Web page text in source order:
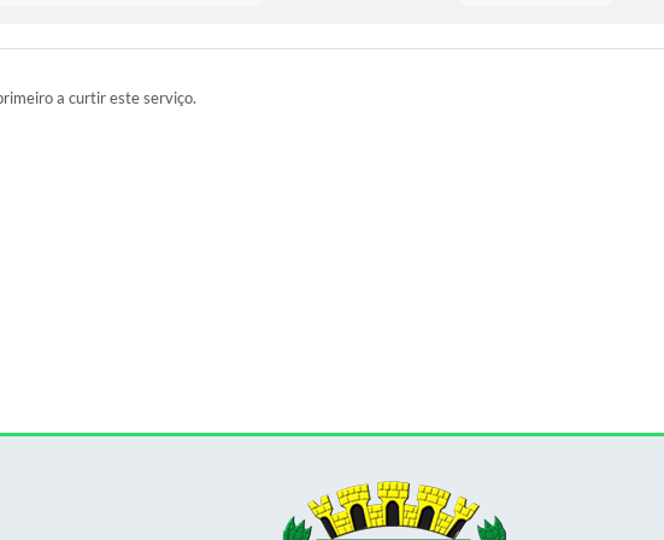
a curtir este serviço.